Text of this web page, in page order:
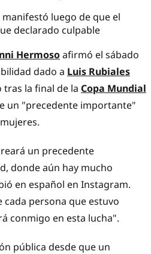
luego de que el
declarado culpable
Hermosoafirmó el sábado
dado a Luis Rubiales
la final de la Copa Mundial
un "precedente importante"
un precedente
donde aún hay mucho
en español en Instagram.
persona que estuvo
conmigo en esta lucha".
pública desde que un